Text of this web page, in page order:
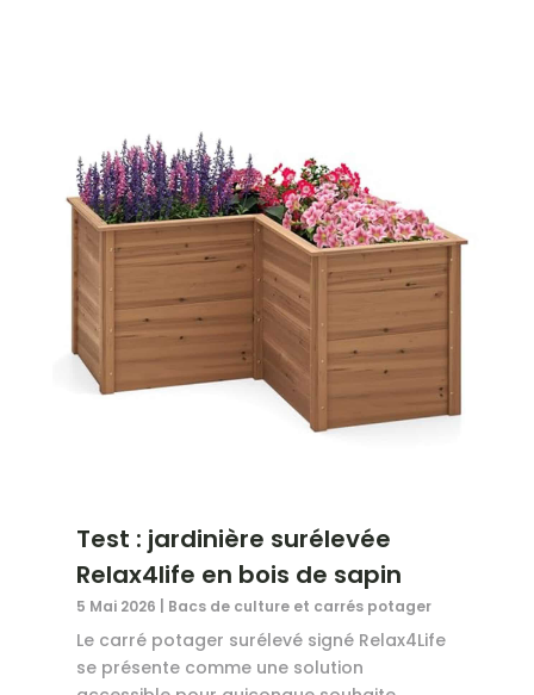
Test : jardinière surélevée
Relax4life en bois de sapin
5 Mai 2026 Bacs de culture et carrés potager
Le carré potager surélevé signé Relax4Life
se présente comme une solution